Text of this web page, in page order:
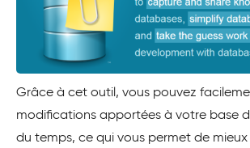
Grâce à cet outil, vous pouvez
modifications apportées à votre base
du temps, ce qui vous permet de